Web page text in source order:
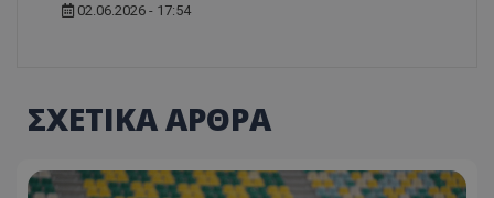
02.06.2026 - 17:54
ΣΧΕΤΙΚΑ ΑΡΘΡΑ